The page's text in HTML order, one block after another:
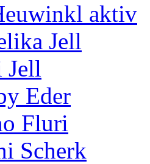
aktiv
Jell
Jell
Eder
Fluri
Scherk